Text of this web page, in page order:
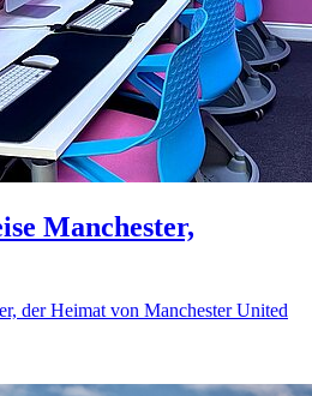
Manchester,
der Heimat von Manchester United